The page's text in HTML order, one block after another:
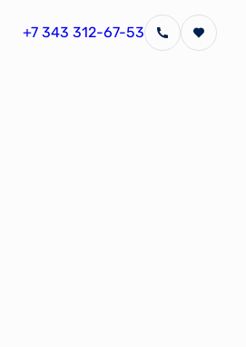
+7 343 312-67-53